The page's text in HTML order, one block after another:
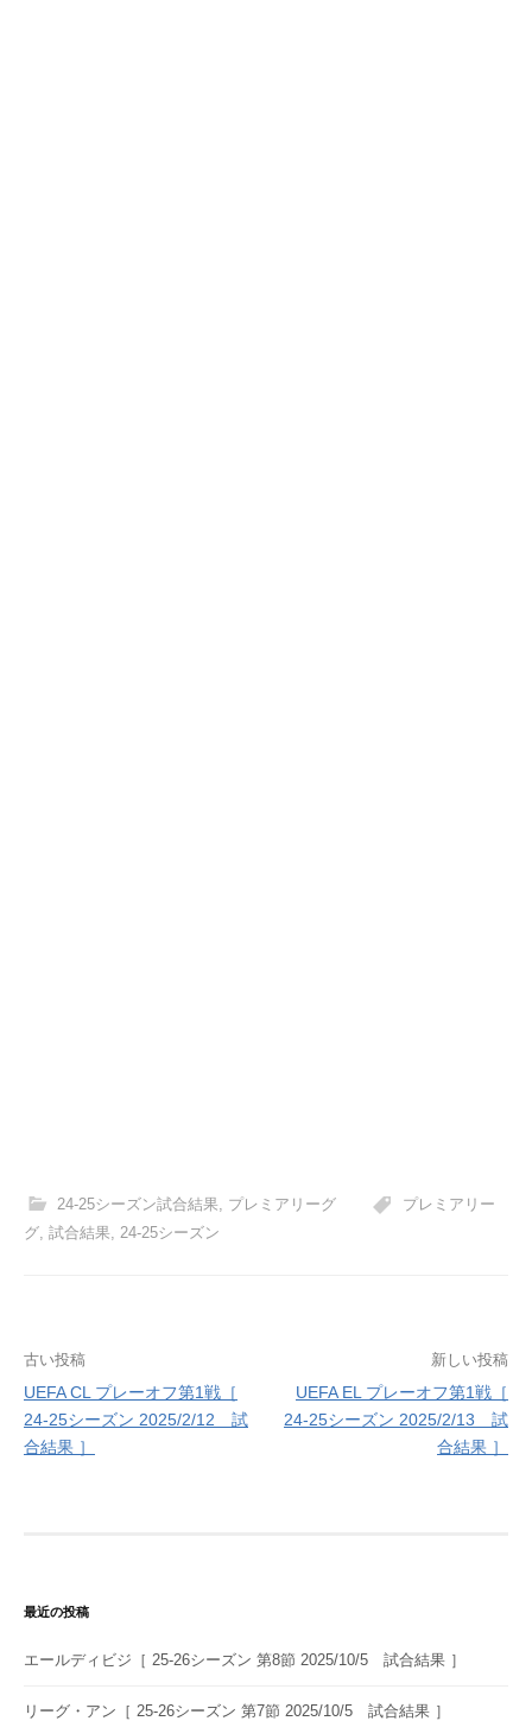
24-25シーズン試合結果, プレミアリーグ
プレミアリー
グ 試合結果 24-25シーズン
投
稿
ナ
シ
ョ
古い投稿
UEFA CL プレーオフ第1戦［
24-25シーズン 2025/2/12 試
合結果 ］
新しい投稿
UEFA EL プレーオフ第1戦［
24-25シーズン 2025/2/13 試
合結果 ］
最近の投稿
エールディビジ［ 25-26シーズン 第8節 2025/10/5 試合結果 ］
リーグ・アン［ 25-26シーズン 第7節 2025/10/5 試合結果 ］